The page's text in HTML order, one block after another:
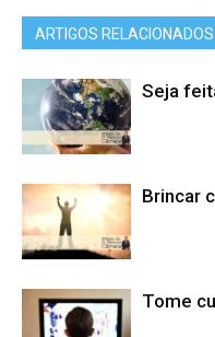
ARTIGOS RELACIONADOS
Seja
Brincar
Tome